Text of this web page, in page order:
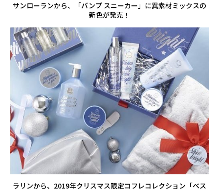
サンローランから、「バンプ スニーカー」に異素材ミックスの
新色が発売！
ラリンから、2019年クリスマス限定コフレコレクション「ベス